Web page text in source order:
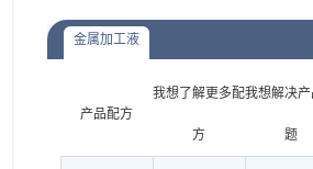
金属加工液
产品配方
我想了解更多配
方
我想解决产
题